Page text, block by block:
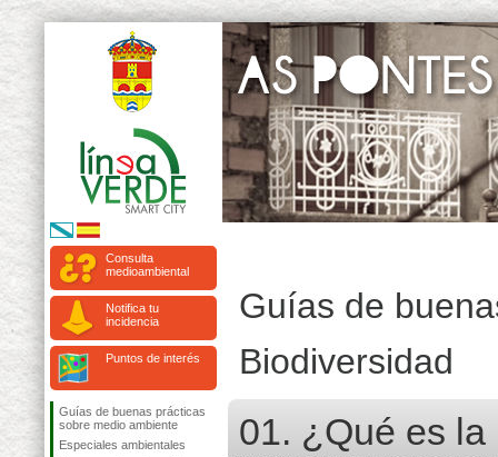
Consulta
medioambiental
Notifica tu
incidencia
Puntos de interés
Guías de buenas prácticas
sobre medio ambiente
Especiales ambientales
Guías de
Biodiversidad
01. ¿Qué es